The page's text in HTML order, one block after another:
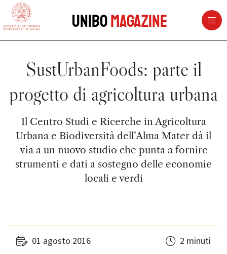
vai al contenuto della pagina
UniboMagazine
SustUrbanFoods: parte il
progetto di agricoltura urbana
Il Centro Studi e Ricerche in Agricoltura
Urbana e Biodiversità dell’Alma Mater dà il
via a un nuovo studio che punta a fornire
strumenti e dati a sostegno delle economie
locali e verdi
01 agosto 2016 2 minuti